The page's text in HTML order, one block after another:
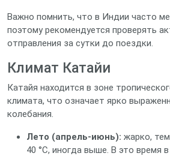
Важно помнить, что в Индии часто
поэтому рекомендуется проверять
отправления за сутки до поездки.
Климат Катайи
Катайя находится в зоне
климата, что означает ярко
колебания.
Лето (апрель‑июнь): жарко,
40 °C, иногда выше. В это время